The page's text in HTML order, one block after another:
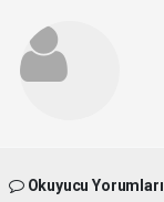
Okuyucu Yorumları